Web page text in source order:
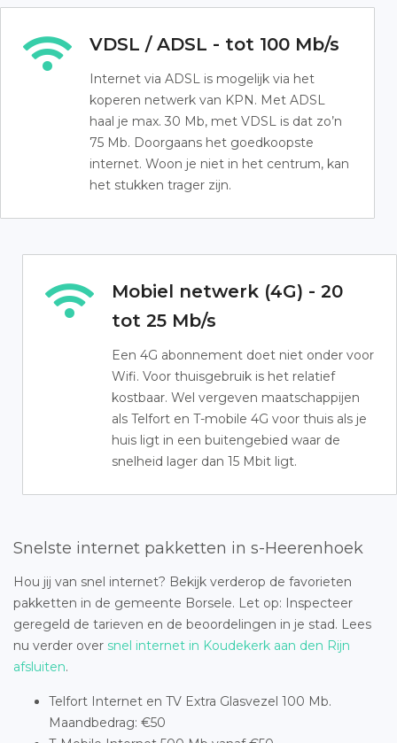
VDSL / ADSL - tot 100 Mb/s
Internet via ADSL is mogelijk via het
koperen netwerk van KPN. Met ADSL
haal je max. 30 Mb, met VDSL is dat zo’n
75 Mb. Doorgaans het goedkoopste
internet. Woon je niet in het centrum, kan
het stukken trager zijn.
Mobiel netwerk (4G) - 20
tot 25 Mb/s
Een 4G abonnement doet niet onder voor
Wifi. Voor thuisgebruik is het relatief
kostbaar. Wel vergeven maatschappijen
als Telfort en T-mobile 4G voor thuis als je
huis ligt in een buitengebied waar de
snelheid lager dan 15 Mbit ligt.
Snelste internet pakketten in s-Heerenhoek
Hou jij van snel internet? Bekijk verderop de favorieten
pakketten in de gemeente Borsele. Let op: Inspecteer
geregeld de tarieven en de beoordelingen in je stad. Lees
nu verder over snel internet in Koudekerk aan den Rijn
afsluiten.
Telfort Internet en TV Extra Glasvezel 100 Mb.
Maandbedrag: €50